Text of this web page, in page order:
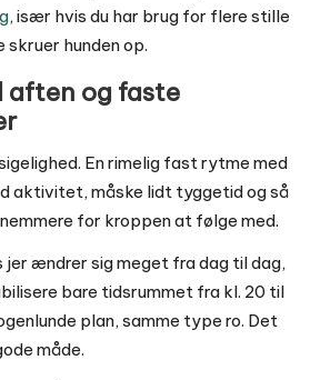
, især hvis du har brug for flere stille
hunden op.
aften og faste
En rimelig fast rytme med
aktivitet, måske lidt tyggetid og så
for kroppen at følge med.
jer ændrer sig meget fra dag til dag,
bare tidsrummet fra kl. 20 til
plan, samme type ro. Det
måde.